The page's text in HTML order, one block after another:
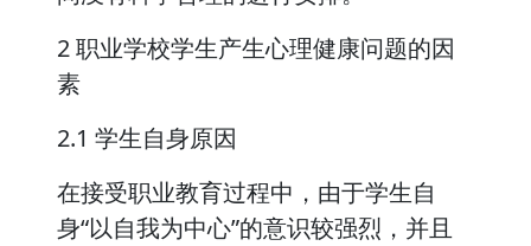
2 职业学校学生产生心理健康问题的因
素
2.1 学生自身原因
在接受职业教育过程中，由于学生自
身“以自我为中心”的意识较强烈，并且